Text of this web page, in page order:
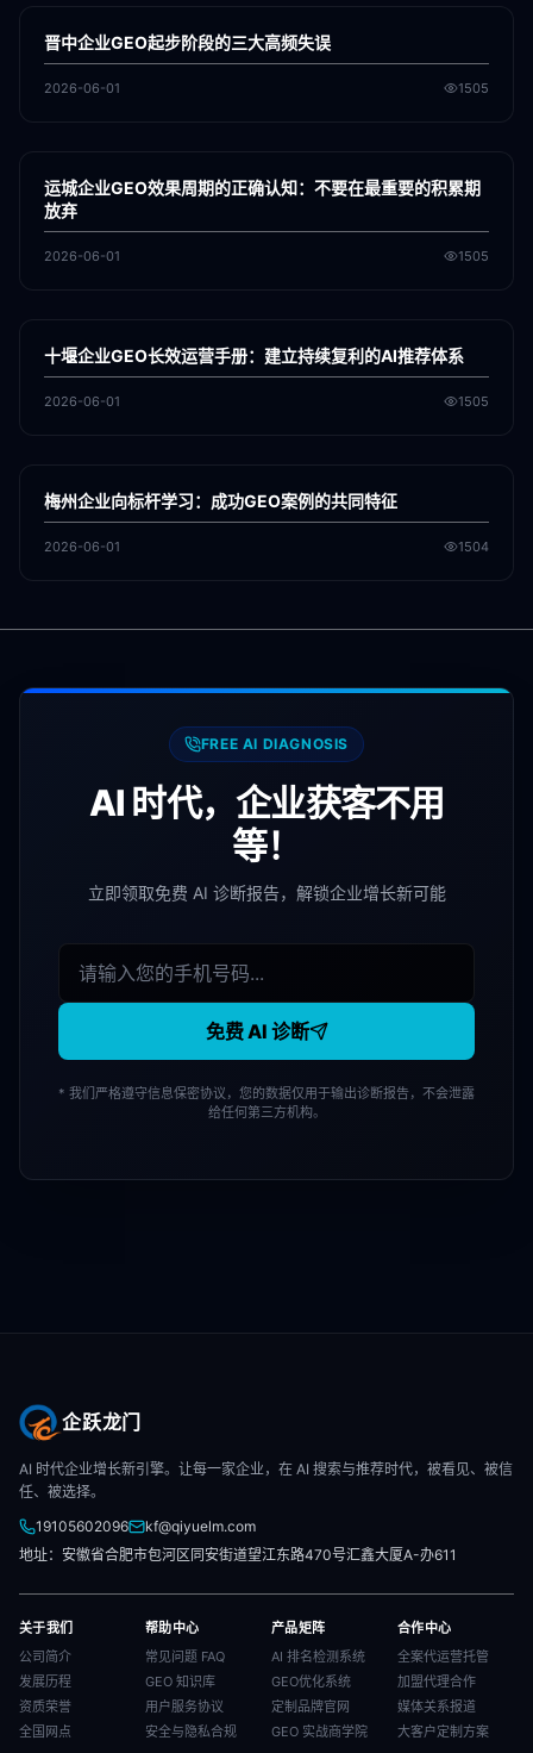
GEO
晋中企业GEO起步阶段的三大高频失误
2026-06-01 1505
GEO
运城企业GEO效果周期的正确认知：不要在最重要的积累期
放弃
2026-06-01 1505
GEO
十堰企业GEO长效运营手册：建立持续复利的AI推荐体系
2026-06-01 1505
GEO
梅州企业向标杆学习：成功GEO案例的共同特征
2026-06-01 1504
FREE AI DIAGNOSIS
AI 时代，企业获客不用
等！
立即领取免费 AI 诊断报告，解锁企业增长新可能
免费 AI 诊断
* 我们严格遵守信息保密协议，您的数据仅用于输出诊断报告，不会泄露
给任何第三方机构。
企跃龙门
AI 时代企业增长新引擎。让每一家企业，在 AI 搜索与推荐时代，被看见、被信
任、被选择。
19105602096
kf@qiyuelm.com
地址：安徽省合肥市包河区同安街道望江东路470号汇鑫大厦A-办611
关于我们
公司简介
发展历程
资质荣誉
全国网点
帮助中心
常见问题 FAQ
GEO 知识库
用户服务协议
安全与隐私合规
产品矩阵
AI 排名检测系统
GEO优化系统
定制品牌官网
GEO 实战商学院
合作中心
全案代运营托管
加盟代理合作
媒体关系报道
大客户定制方案